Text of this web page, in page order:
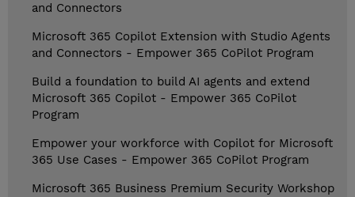
and Connectors
Microsoft 365 Copilot Extension with Studio Agents
and Connectors - Empower 365 CoPilot Program
Build a foundation to build AI agents and extend
Microsoft 365 Copilot - Empower 365 CoPilot
Program
Empower your workforce with Copilot for Microsoft
365 Use Cases - Empower 365 CoPilot Program
Microsoft 365 Business Premium Security Workshop